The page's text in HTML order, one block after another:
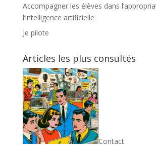
Accompagner les élèves dans
l’intelligence artificielle
Je pilote
Articles les plus consultés
Contact